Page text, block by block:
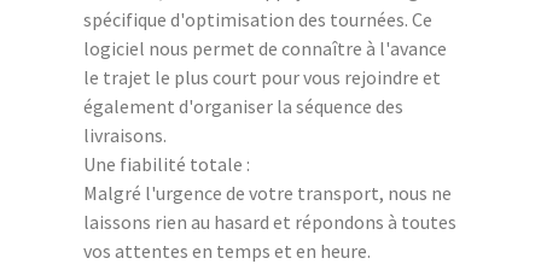
spécifique d'optimisation des tournées. Ce
logiciel nous permet de connaître à l'avance
le trajet le plus court pour vous rejoindre et
également d'organiser la séquence des
livraisons.
Une fiabilité totale :
Malgré l'urgence de votre transport, nous ne
laissons rien au hasard et répondons à toutes
vos attentes en temps et en heure.